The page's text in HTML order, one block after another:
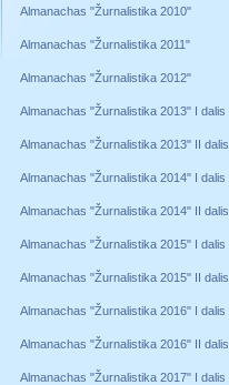
Almanachas "Žurnalistika 2010"
Almanachas "Žurnalistika 2011"
Almanachas "Žurnalistika 2012"
Almanachas "Žurnalistika 2013" I dalis
Almanachas "Žurnalistika 2013" II dalis
Almanachas "Žurnalistika 2014" I dalis
Almanachas "Žurnalistika 2014" II dalis
Almanachas "Žurnalistika 2015" I dalis
Almanachas "Žurnalistika 2015" II dalis
Almanachas "Žurnalistika 2016" I dalis
Almanachas "Žurnalistika 2016" II dalis
Almanachas "Žurnalistika 2017" I dalis